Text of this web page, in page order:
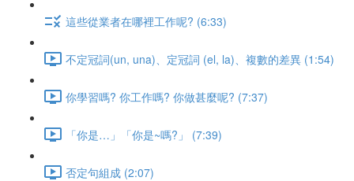
這些從業者在哪裡工作呢? (6:33)
不定冠詞(un, una)、定冠詞 (el, la)、複數的差異 (1:54)
你學習嗎? 你工作嗎? 你做甚麼呢? (7:37)
「你是…」「你是~嗎?」 (7:39)
否定句組成 (2:07)